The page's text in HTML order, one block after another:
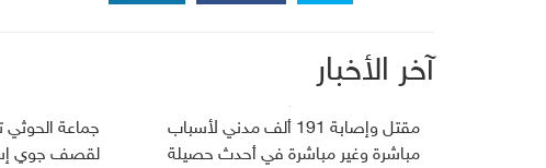
آخر الأخبار
مقتل وإصابة 191 ألف مدني لأسباب
مباشرة وغير مباشرة في أحدث حصيلة
جماعة
لقصف جوي